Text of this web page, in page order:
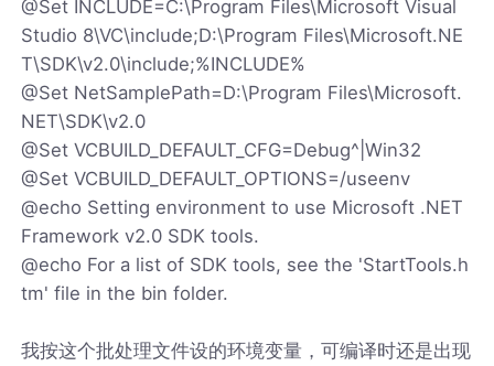
@Set INCLUDE=C:\Program Files\Microsoft Visual
Studio 8\VC\include;D:\Program Files\Microsoft.NE
T\SDK\v2.0\include;%INCLUDE%
@Set NetSamplePath=D:\Program Files\Microsoft.
NET\SDK\v2.0
@Set VCBUILD_DEFAULT_CFG=Debug^|Win32
@Set VCBUILD_DEFAULT_OPTIONS=/useenv
@echo Setting environment to use Microsoft .NET
Framework v2.0 SDK tools.
@echo For a list of SDK tools, see the 'StartTools.h
tm' file in the bin folder.
我按这个批处理文件设的环境变量，可编译时还是出现